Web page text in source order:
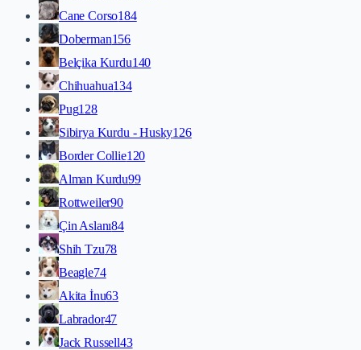
Cane Corso184
Doberman156
Belçika Kurdu140
Chihuahua134
Pug128
Sibirya Kurdu - Husky126
Border Collie120
Alman Kurdu99
Rottweiler90
Çin Aslanı84
Shih Tzu78
Beagle74
Akita İnu63
Labrador47
Jack Russell43